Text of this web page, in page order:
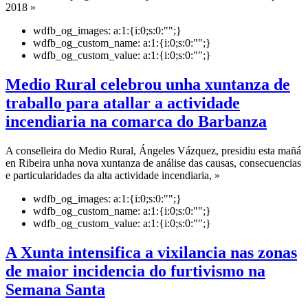
2018 »
wdfb_og_images: a:1:{i:0;s:0:"";}
wdfb_og_custom_name: a:1:{i:0;s:0:"";}
wdfb_og_custom_value: a:1:{i:0;s:0:"";}
Medio Rural celebrou unha xuntanza de
traballo para atallar a actividade
incendiaria na comarca do Barbanza
A conselleira do Medio Rural, Ángeles Vázquez, presidiu esta mañá
en Ribeira unha nova xuntanza de análise das causas, consecuencias
e particularidades da alta actividade incendiaria, »
wdfb_og_images: a:1:{i:0;s:0:"";}
wdfb_og_custom_name: a:1:{i:0;s:0:"";}
wdfb_og_custom_value: a:1:{i:0;s:0:"";}
A Xunta intensifica a vixilancia nas zonas
de maior incidencia do furtivismo na
Semana Santa